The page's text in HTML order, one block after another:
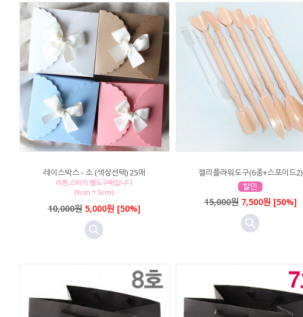
레이스박스 - 소 (색상선택) 25매
리본,스티커 별도구매입니다
(9cm * 5cm)
10,000원5,000원 [50%]
젤리플라워도구(6종+스포이드2)
15,000원7,500원 [50%]